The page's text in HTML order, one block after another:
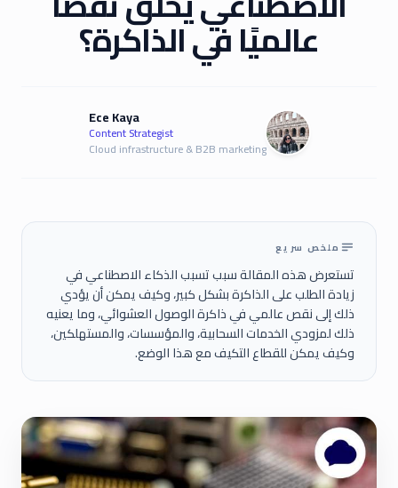
عالميًا في الذاكرة؟
Ece Kaya
Content Strategist
Cloud infrastructure & B2B marketing
ملخص سريع
تستعرض هذه المقالة سبب تسبب الذكاء الاصطناعي في
زيادة الطلب على الذاكرة بشكل كبير، وكيف يمكن أن يؤدي
ذلك إلى نقص عالمي في ذاكرة الوصول العشوائي، وما يعنيه
ذلك لمزودي الخدمات السحابية، والمؤسسات، والمستهلكين،
وكيف يمكن للقطاع التكيف مع هذا الوضع.